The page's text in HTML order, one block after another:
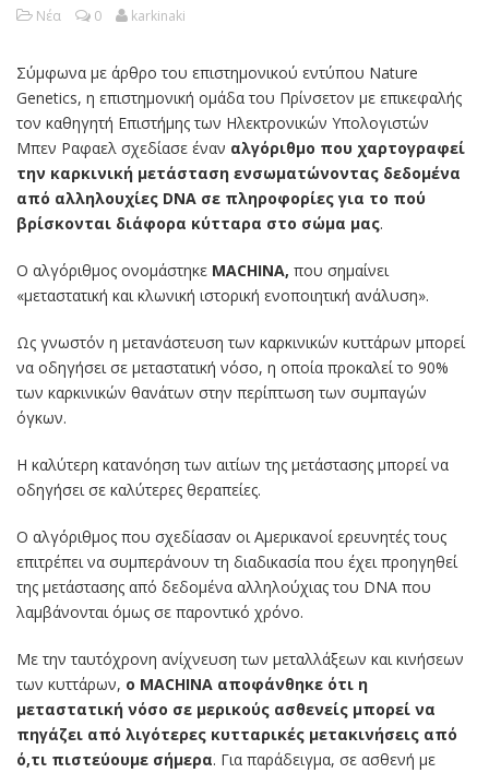
Νέα 0 karkinaki
Σύμφωνα με άρθρο του επιστημονικού εντύπου Nature
Genetics, η επιστημονική ομάδα του Πρίνσετον με επικεφαλής
τον καθηγητή Επιστήμης των Ηλεκτρονικών Υπολογιστών
Μπεν Ραφαελ σχεδίασε έναν αλγόριθμο που χαρτογραφεί
την καρκινική μετάσταση ενσωματώνοντας δεδομένα
από αλληλουχίες DNA σε πληροφορίες για το πού
βρίσκονται διάφορα κύτταρα στο σώμα μας.
Ο αλγόριθμος ονομάστηκε MACHINA, που σημαίνει
«μεταστατική και κλωνική ιστορική ενοποιητική ανάλυση».
Ως γνωστόν η μετανάστευση των καρκινικών κυττάρων μπορεί
να οδηγήσει σε μεταστατική νόσο, η οποία προκαλεί το 90%
των καρκινικών θανάτων στην περίπτωση των συμπαγών
όγκων.
Η καλύτερη κατανόηση των αιτίων της μετάστασης μπορεί να
οδηγήσει σε καλύτερες θεραπείες.
Ο αλγόριθμος που σχεδίασαν οι Αμερικανοί ερευνητές τους
επιτρέπει να συμπεράνουν τη διαδικασία που έχει προηγηθεί
της μετάστασης από δεδομένα αλληλούχιας του DNA που
λαμβάνονται όμως σε παροντικό χρόνο.
Με την ταυτόχρονη ανίχνευση των μεταλλάξεων και κινήσεων
των κυττάρων, ο MACHINA αποφάνθηκε ότι η
μεταστατική νόσο σε μερικούς ασθενείς μπορεί να
πηγάζει από λιγότερες κυτταρικές μετακινήσεις από
ό,τι πιστεύουμε σήμερα. Για παράδειγμα, σε ασθενή με